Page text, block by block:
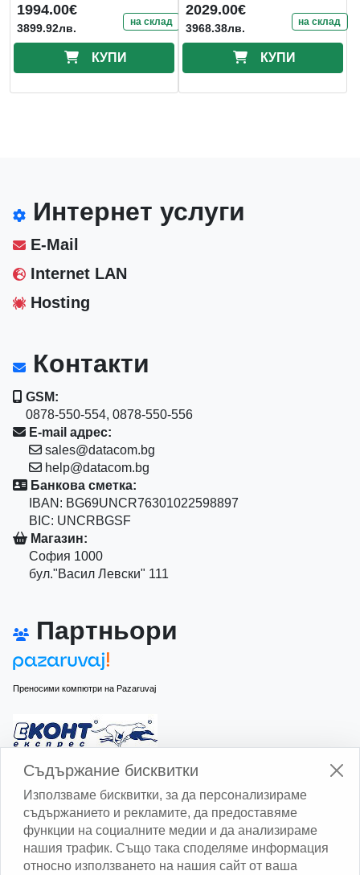
1994.00€
3899.92лв. на склад
КУПИ
2029.00€
3968.38лв. на склад
КУПИ
Интернет услуги
E-Mail
Internet LAN
Hosting
Контакти
GSM:
0878-550-554, 0878-550-556
E-mail адрес:
sales@datacom.bg
help@datacom.bg
Банкова сметка:
IBAN: BG69UNCR76301022598897
BIC: UNCRBGSF
Магазин:
София 1000
бул."Васил Левски" 111
Партньори
Преносими компютри на Pazaruvaj
Изчисли доставката с Еконт
Съдържание бисквитки
Използваме бисквитки, за да персонализираме
съдържанието и рекламите, да предоставяме
функции на социалните медии и да анализираме
нашия трафик. Също така споделяме информация
относно използването на нашия сайт от ваша